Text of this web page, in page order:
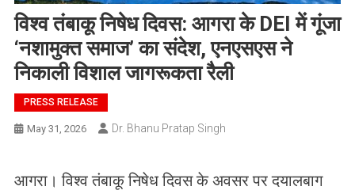
विश्व तंबाकू निषेध दिवस: आगरा के DEI में गूंजा
‘नशामुक्त समाज’ का संदेश, एनएसएस ने
निकाली विशाल जागरूकता रैली
PRESS RELEASE
May 31, 2026 Dr. Bhanu Pratap Singh
आगरा। विश्व तंबाकू निषेध दिवस के अवसर पर दयालबाग